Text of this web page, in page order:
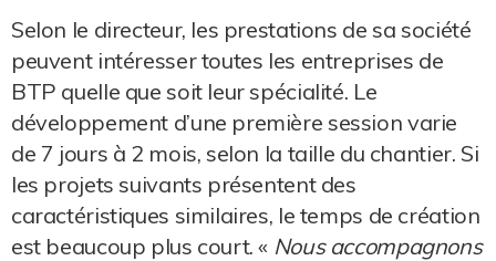
Selon le directeur, les prestations de sa société
peuvent intéresser toutes les entreprises de
BTP quelle que soit leur spécialité. Le
développement d’une première session varie
de 7 jours à 2 mois, selon la taille du chantier. Si
les projets suivants présentent des
caractéristiques similaires, le temps de création
est beaucoup plus court. « Nous accompagnons